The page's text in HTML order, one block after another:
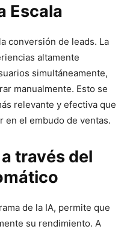
Escala
conversión de leads. La
altamente
simultáneamente,
manualmente. Esto se
relevante y efectiva que
en el embudo de ventas.
través del
de la IA, permite que
su rendimiento. A